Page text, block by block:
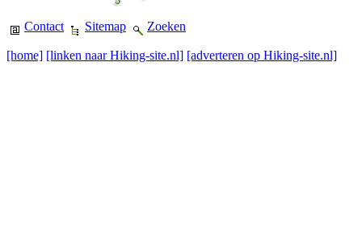
Contact Sitemap Zoeken
[home] [linken naar Hiking-site.nl] [adverteren op Hiking-site.nl]